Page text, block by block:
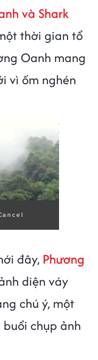
và Shark
thời gian tổ
Oanh mang
vì ốm nghén
đây, Phương
diện váy
chú ý, một
chụp ảnh